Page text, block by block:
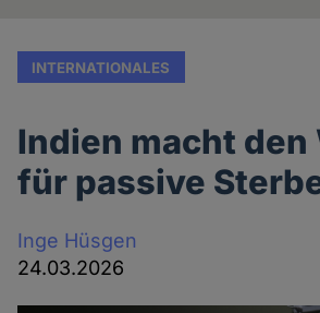
INTERNATIONALES
Indien macht den
für passive
Inge Hüsgen
24.03.2026